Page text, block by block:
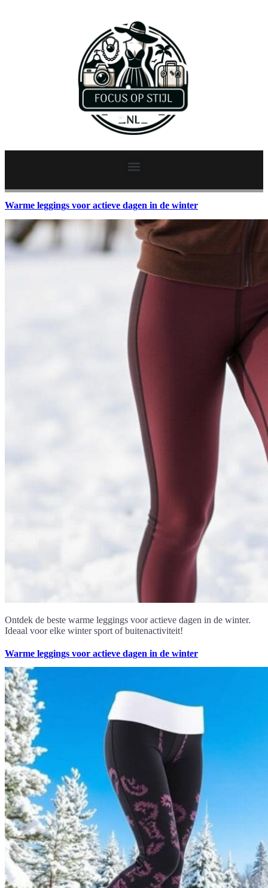
Warme leggings voor actieve dagen in de winter
Ontdek de beste warme leggings voor actieve dagen in de winter.
Ideaal voor elke winter sport of buitenactiviteit!
Warme leggings voor actieve dagen in de winter